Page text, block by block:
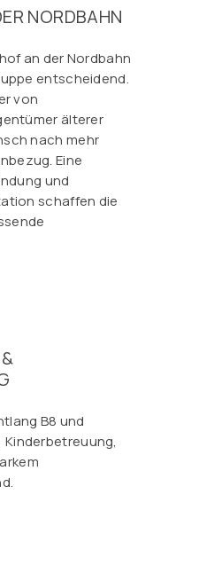
NORDBAHN
an der Nordbahn
entscheidend.
von
älterer
nach mehr
Eine
und
schaffen die
B8 und